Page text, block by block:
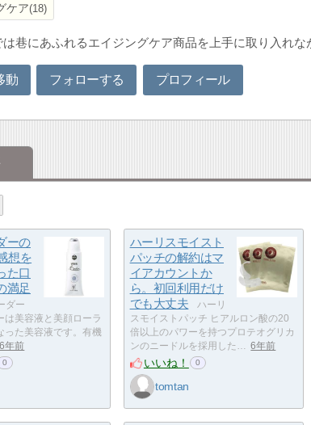
ケア 18
巷にあふれるエイジングケア商品を上手に取り入れな
動 フォローする プロフィール
ーの
想を
た口
満足
ダー
は美容液と美顔ローラ
った美容液です。有機
6年前
0
ハーリスモイスト
パッチの解約はマ
イアカウントか
ら。初回利用だけ
でも大丈夫
ハーリ
スモイストパッチ ヒアルロン酸の20
倍以上のパワーを持つプロテオグリカ
ンのニードルを採用した… 6年前
いいね！ 0
tomtan